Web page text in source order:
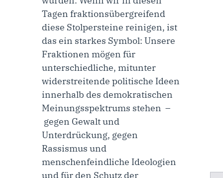
Tagen fraktionsübergreifend
diese Stolpersteine reinigen, ist
das ein starkes Symbol: Unsere
Fraktionen mögen für
unterschiedliche, mitunter
widerstreitende politische Ideen
innerhalb des demokratischen
Meinungsspektrums stehen –
gegen Gewalt und
Unterdrückung, gegen
Rassismus und
menschenfeindliche Ideologien
und für den Schutz der